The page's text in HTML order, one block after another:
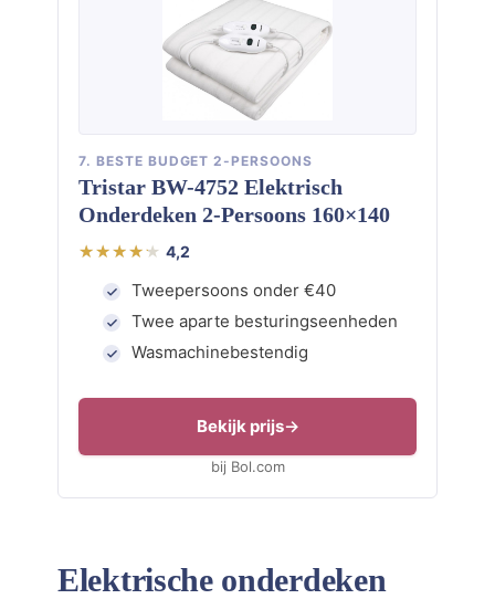
7. BESTE BUDGET 2-PERSOONS
Tristar BW-4752 Elektrisch
Onderdeken 2-Persoons 160×140
4,2
Tweepersoons onder €40
Twee aparte besturingseenheden
Wasmachinebestendig
Bekijk prijs
bij Bol.com
Elektrische onderdeken